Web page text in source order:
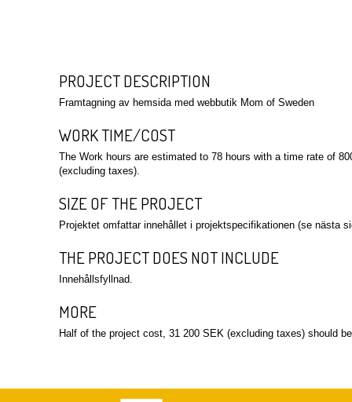
PROJECT DESCRIPTION
Framtagning av hemsida med webbutik Mom of Sweden
WORK TIME/COST
The Work hours are estimated to 78 hours with a time rate of
(excluding taxes).
SIZE OF THE PROJECT
Projektet omfattar innehållet i projektspecifikationen (se nästa
THE PROJECT DOES NOT INCLUDE
Innehållsfyllnad.
MORE
Half of the project cost, 31 200 SEK (excluding taxes) should